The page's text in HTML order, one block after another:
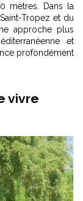
mètres. Dans la
Tropez et du
approche plus
et
profondément
vivre